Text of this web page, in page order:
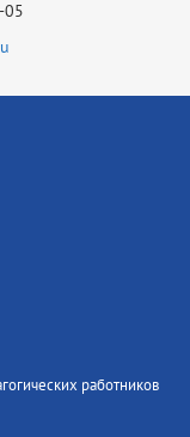
05
работников